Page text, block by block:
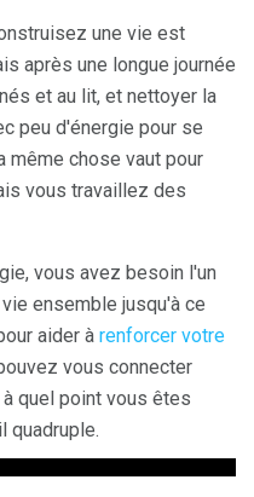
une vie est
après une longue journée
et au lit, et nettoyer la
peu d'énergie pour se
même chose vaut pour
vous travaillez des
vous avez besoin l'un
ensemble jusqu'à ce
aider à renforcer votre
vous connecter
quel point vous êtes
quadruple.